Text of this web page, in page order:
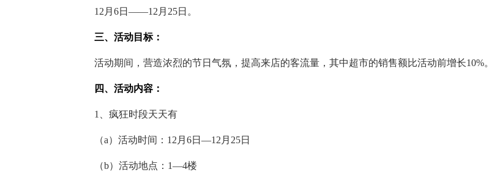
12月6日——12月25日。
三、活动目标：
活动期间，营造浓烈的节日气氛，提高来店的客流量，其中超市的销售额比活动前增长10%。
四、活动内容：
1、疯狂时段天天有
（a）活动时间：12月6日—12月25日
（b）活动地点：1—4楼